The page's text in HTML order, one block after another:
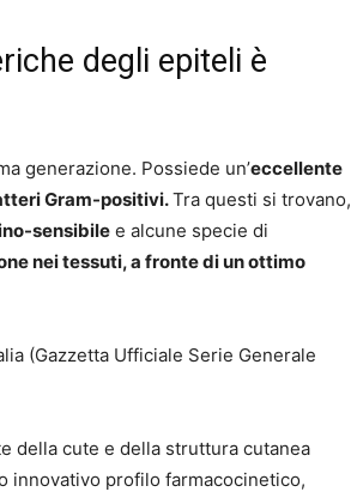
degli epiteli è
generazione. Possiede un’eccellente
Gram-positivi.Tra questi si trovano,
sensibile e alcune specie di
nei tessuti, a fronte di unottimo
(Gazzetta Ufficiale Serie Generale
della cute e della struttura cutanea
innovativo profilo farmacocinetico,